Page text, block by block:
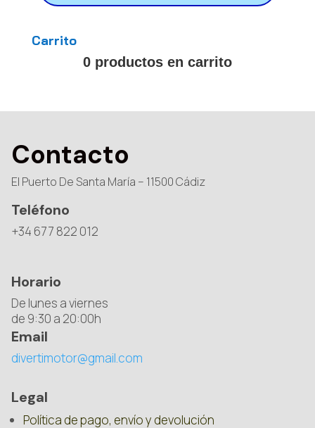
Carrito
0 productos en carrito
Contacto
El Puerto De Santa María – 11500 Cádiz
Teléfono
+34 677 822 012
Horario
De lunes a viernes
de 9:30 a 20:00h
Email
divertimotor@gmail.com
Legal
Política de pago, envío y devolución